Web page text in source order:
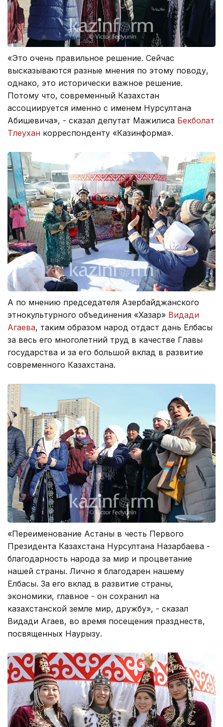
«Это очень правильное решение. Сейчас
высказываются разные мнения по этому поводу,
однако, это исторически важное решение.
Потому что, современный Казахстан
ассоциируется именно с именем Нурсултана
Абишевича», - сказал депутат Мажилиса Бекболат
Тлеухан корреспонденту «Казинформа».
А по мнению председателя Азербайджанского
этнокультурного объединения «Хазар» Видади
Агаева, таким образом народ отдаст дань Елбасы
за весь его многолетний труд в качестве Главы
государства и за его большой вклад в развитие
современного Казахстана.
«Переименование Астаны в честь Первого
Президента Казахстана Нурсултана Назарбаева -
благодарность народа за мир и процветание
нашей страны. Лично я благодарен нашему
Елбасы. За его вклад в развитие страны,
экономики, главное - он сохранил на
казахстанской земле мир, дружбу», - сказал
Видади Агаев, во время посещения празднеств,
посвященных Наурызу.